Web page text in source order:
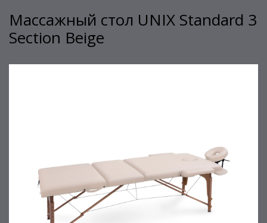
Массажный стол UNIX Standard 3
Section Beige